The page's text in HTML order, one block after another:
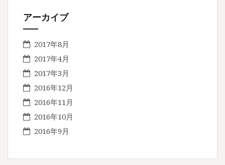
アーカイブ
2017年8月
2017年4月
2017年3月
2016年12月
2016年11月
2016年10月
2016年9月